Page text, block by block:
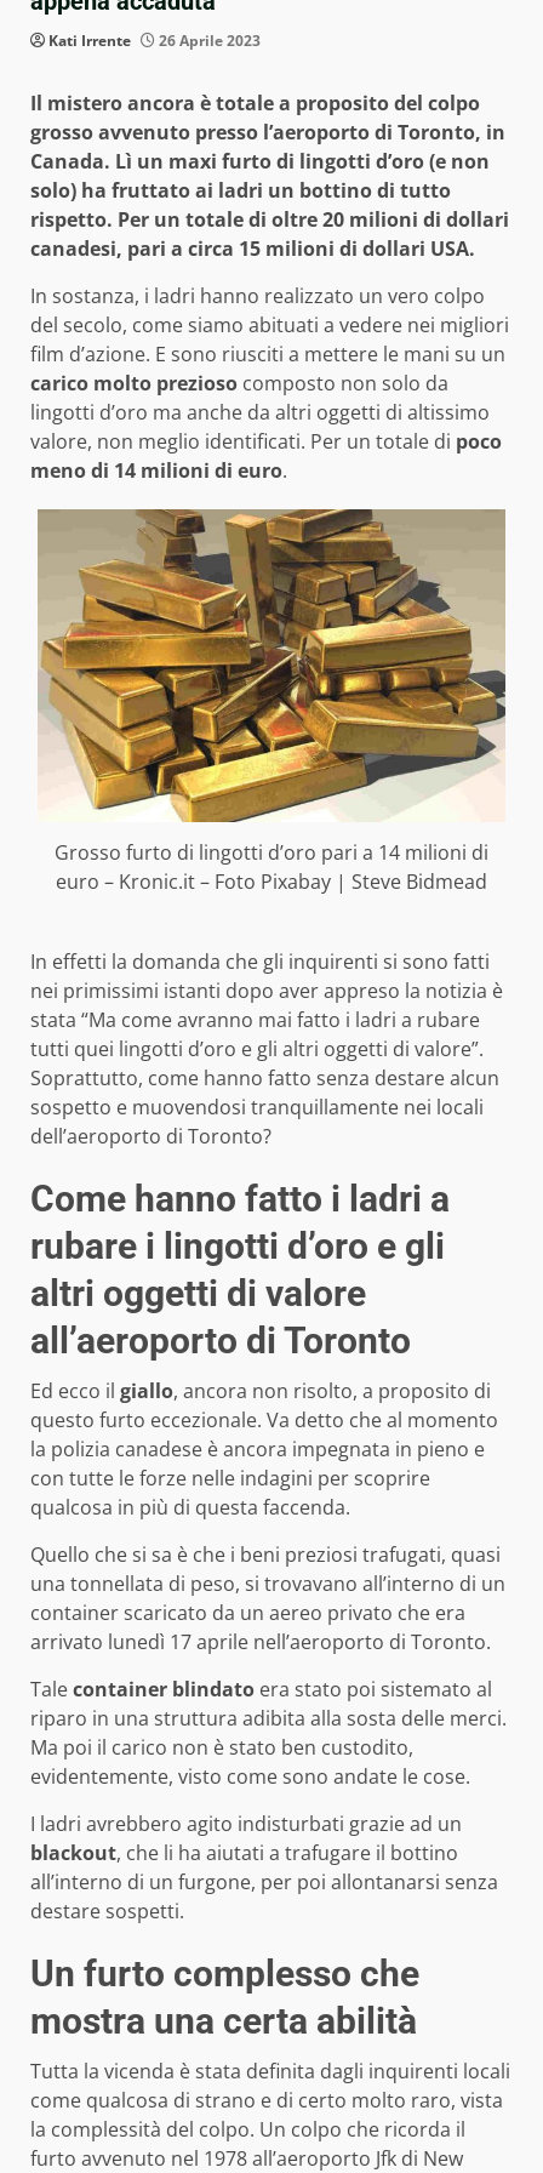
Kati Irrente 26 Aprile 2023
Il mistero ancora è totale a proposito del colpo
grosso avvenuto presso l’aeroporto di Toronto, in
Canada. Lì un maxi furto di lingotti d’oro (e non
solo) ha fruttato ai ladri un bottino di tutto
rispetto. Per un totale di oltre 20 milioni di dollari
canadesi, pari a circa 15 milioni di dollari USA.
In sostanza, i ladri hanno realizzato un vero colpo
del secolo, come siamo abituati a vedere nei migliori
film d’azione. E sono riusciti a mettere le mani su un
carico molto prezioso composto non solo da
lingotti d’oro ma anche da altri oggetti di altissimo
valore, non meglio identificati. Per un totale di poco
meno di 14 milioni di euro.
Grosso furto di lingotti d’oro pari a 14 milioni di
euro – Kronic.it – Foto Pixabay | Steve Bidmead
In effetti la domanda che gli inquirenti si sono fatti
nei primissimi istanti dopo aver appreso la notizia è
stata “Ma come avranno mai fatto i ladri a rubare
tutti quei lingotti d’oro e gli altri oggetti di valore”.
Soprattutto, come hanno fatto senza destare alcun
sospetto e muovendosi tranquillamente nei locali
dell’aeroporto di Toronto?
Come hanno fatto i ladri a
rubare i lingotti d’oro e gli
altri oggetti di valore
all’aeroporto di Toronto
Ed ecco il giallo, ancora non risolto, a proposito di
questo furto eccezionale. Va detto che al momento
la polizia canadese è ancora impegnata in pieno e
con tutte le forze nelle indagini per scoprire
qualcosa in più di questa faccenda.
Quello che si sa è che i beni preziosi trafugati, quasi
una tonnellata di peso, si trovavano all’interno di un
container scaricato da un aereo privato che era
arrivato lunedì 17 aprile nell’aeroporto di Toronto.
Talecontainer blindato era stato poi sistemato al
riparo in una struttura adibita alla sosta delle merci.
Ma poi il carico non è stato ben custodito,
evidentemente, visto come sono andate le cose.
I ladri avrebbero agito indisturbati grazie ad un
blackout, che li ha aiutati a trafugare il bottino
all’interno di un furgone, per poi allontanarsi senza
destare sospetti.
Un furto complesso che
mostra una certa abilità
Tutta la vicenda è stata definita dagli inquirenti locali
come qualcosa di strano e di certo molto raro, vista
la complessità del colpo. Un colpo che ricorda il
furto avvenuto nel 1978 all’aeroporto Jfk di New